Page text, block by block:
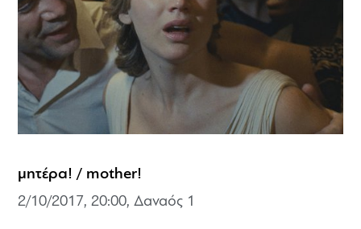
μητέρα! / mother!
2/10/2017, 20:00, Δαναός 1